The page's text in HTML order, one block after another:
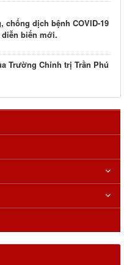
chống dịch bệnh COVID-19
biến mới.
Trường Chính trị Trần Phú